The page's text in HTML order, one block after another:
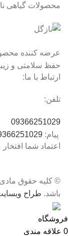
محصولات گیاهی
عرضه کننده
حفظ سلامتی و
ارتباط با ما:
تلفن:
09366251029
پیام:
اعتماد شما
© کلیه حقوق
باشد. طراح
فروشگاه
0 علاقه مندی